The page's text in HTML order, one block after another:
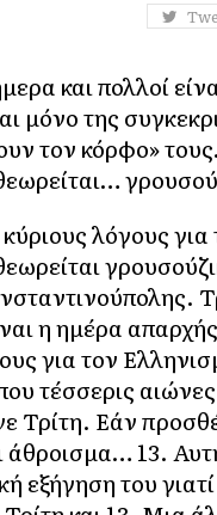
και πολλοί
μόνο της
τον κόρφο»
λόγους για
η ημέρα
για τον
τέσσερις
Τρίτη. Εάν
άθροισμα… 13.
εξήγηση του